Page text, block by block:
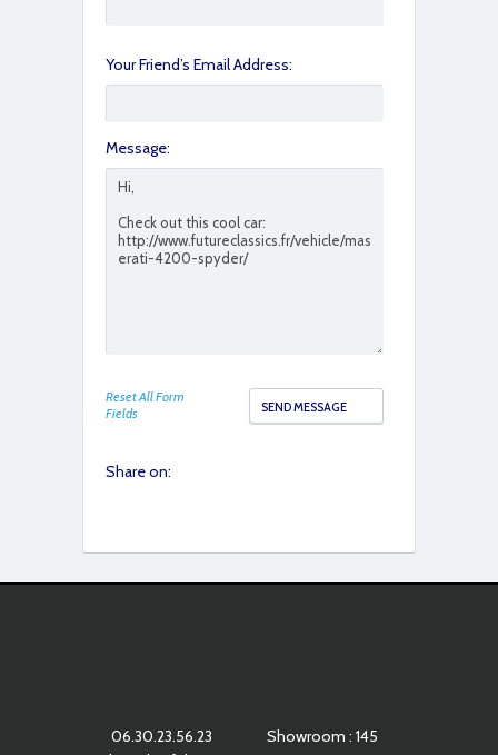
Your Friend’s Email Address:
Message:
Reset All Form
Fields
Share on:
06.30.23.56.23
Showroom : 145